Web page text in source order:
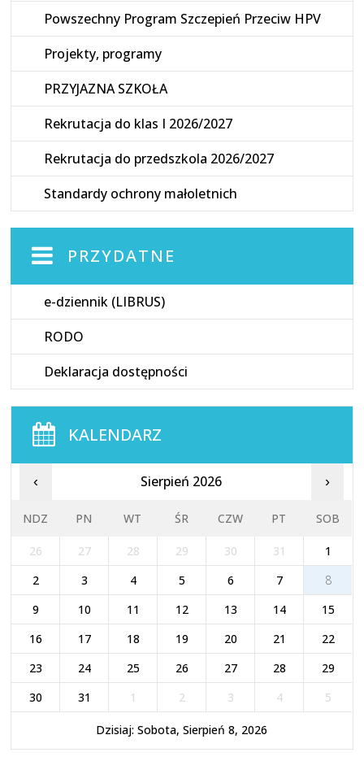
Powszechny Program Szczepień Przeciw HPV
Projekty, programy
PRZYJAZNA SZKOŁA
Rekrutacja do klas I 2026/2027
Rekrutacja do przedszkola 2026/2027
Standardy ochrony małoletnich
PRZYDATNE
e-dziennik (LIBRUS)
RODO
Deklaracja dostępności
KALENDARZ
‹ Sierpień 2026 ›
NDZ PN WT ŚR CZW PT SOB
26 27 28 29 30 31
1
2
3 4 5 6 7
8
9
10 11 12 13 14
15
16
17 18 19 20 21
22
23
24 25 26 27 28
29
30
31 1 2 3 4 5
Dzisiaj: Sobota, Sierpień 8, 2026